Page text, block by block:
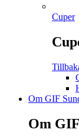
Cuper
Om GIF
Om